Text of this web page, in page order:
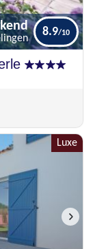
8.9
8.9
Luxe